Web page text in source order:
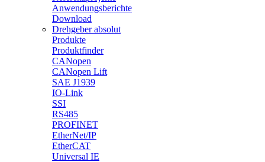
Anwendungsberichte
Download
Drehgeber absolut
Produkte
Produktfinder
CANopen
CANopen Lift
SAE J1939
IO-Link
SSI
RS485
PROFINET
EtherNet/IP
EtherCAT
Universal IE